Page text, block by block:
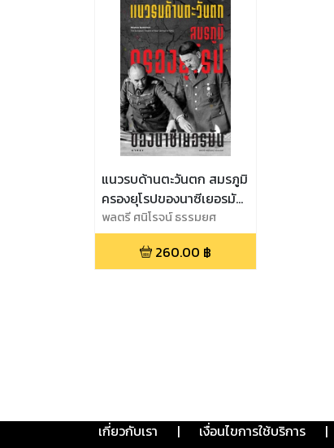
แนวรบด้านตะวันตก สมรภูมิ
ครองยุโรปของนาซีเยอรมัน
Western Battlefront The
European Theatre of
Nazi German in WW2
พลตรี ศนิโรจน์ ธรรมยศ
260.00 ฿
เกี่ยวกับเรา | เงื่อนไขการใช้บริการ |